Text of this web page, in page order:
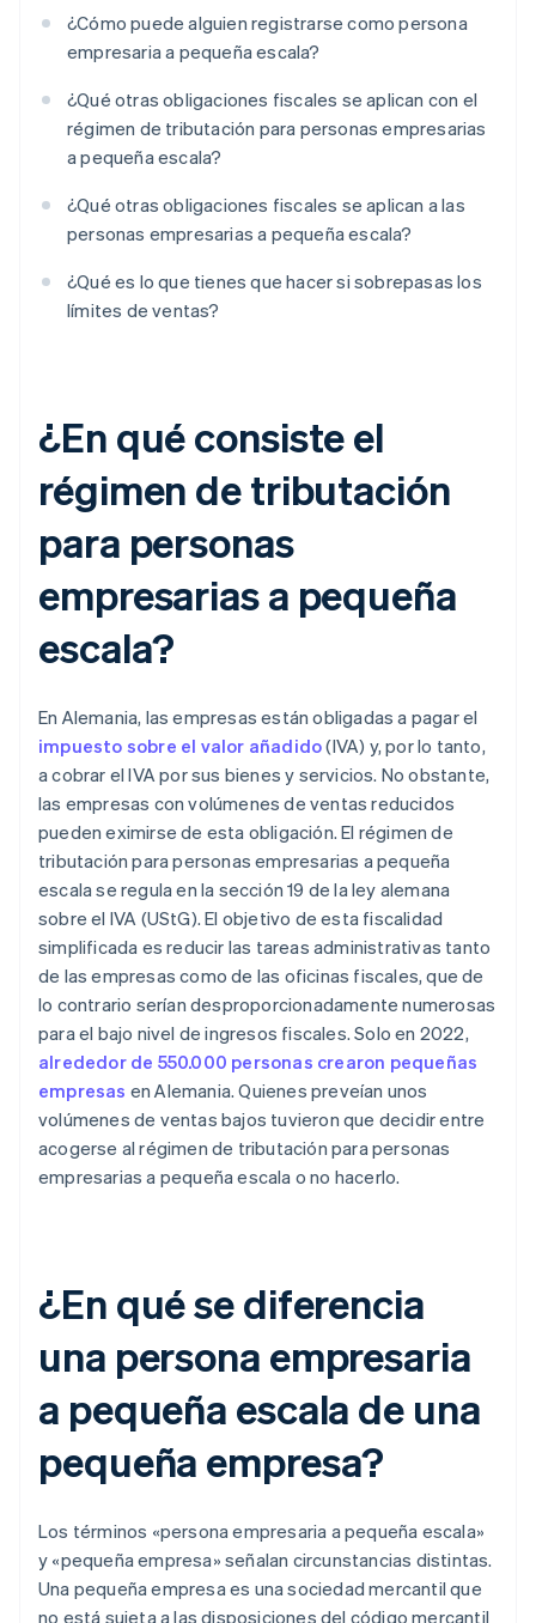
¿Cómo puede alguien registrarse como persona
empresaria a pequeña escala?
¿Qué otras obligaciones fiscales se aplican con el
régimen de tributación para personas empresarias
a pequeña escala?
¿Qué otras obligaciones fiscales se aplican a las
personas empresarias a pequeña escala?
¿Qué es lo que tienes que hacer si sobrepasas los
límites de ventas?
¿En qué consiste el
régimen de tributación
para personas
empresarias a pequeña
escala?
En Alemania, las empresas están obligadas a pagar el
impuesto sobre el valor añadido(IVA) y, por lo tanto,
a cobrar el IVA por sus bienes y servicios. No obstante,
las empresas con volúmenes de ventas reducidos
pueden eximirse de esta obligación. El régimen de
tributación para personas empresarias a pequeña
escala se regula en la sección 19 de la ley alemana
sobre el IVA (UStG). El objetivo de esta fiscalidad
simplificada es reducir las tareas administrativas tanto
de las empresas como de las oficinas fiscales, que de
lo contrario serían desproporcionadamente numerosas
para el bajo nivel de ingresos fiscales. Solo en 2022,
alrededor de 550.000 personas crearon pequeñas
empresas en Alemania. Quienes preveían unos
volúmenes de ventas bajos tuvieron que decidir entre
acogerse al régimen de tributación para personas
empresarias a pequeña escala o no hacerlo.
¿En qué se diferencia
una persona empresaria
a pequeña escala de una
pequeña empresa?
Los términos «persona empresaria a pequeña escala»
y «pequeña empresa» señalan circunstancias distintas.
Una pequeña empresa es una sociedad mercantil que
no está sujeta a las disposiciones del código mercantil